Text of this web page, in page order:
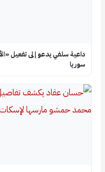
داعية سلفي يدعو إلى تفعيل
سوريا